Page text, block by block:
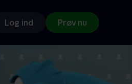
Log ind Prøv nu